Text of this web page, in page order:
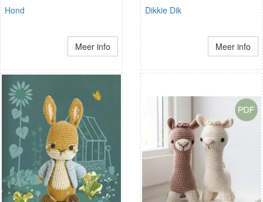
Hond
Meer info
Dikkie Dik
Meer info